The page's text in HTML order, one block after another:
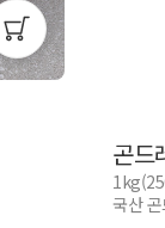
곤드
국산